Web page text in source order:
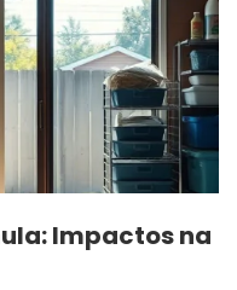
Impactos na